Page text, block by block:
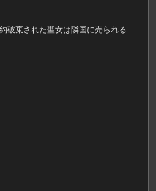
破棄された聖女は隣国に売られる